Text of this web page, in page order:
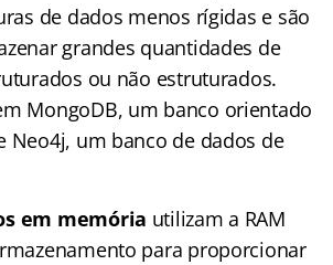
de dados menos rígidas e são
grandes quantidades de
ou não estruturados.
MongoDB, um banco orientado
Neo4j, um banco de dados de
em memória utilizam a RAM
para proporcionar